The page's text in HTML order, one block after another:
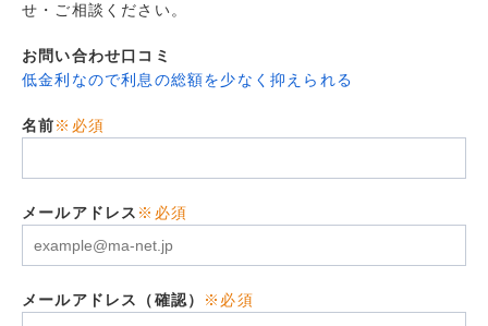
せ・ご相談ください。
お問い合わせ口コミ
低金利なので利息の総額を少なく抑えられる
名前※必須
メールアドレス ※必須
メールアドレス（確認） ※必須